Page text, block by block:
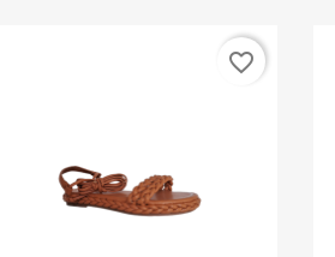
favorite_border